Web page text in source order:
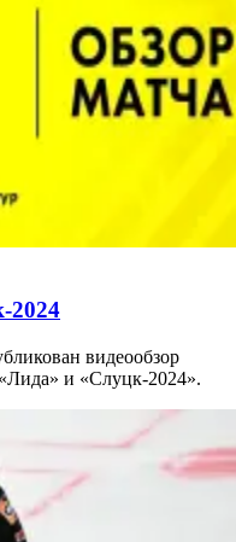
2024
видеообзор
и «Слуцк-2024».